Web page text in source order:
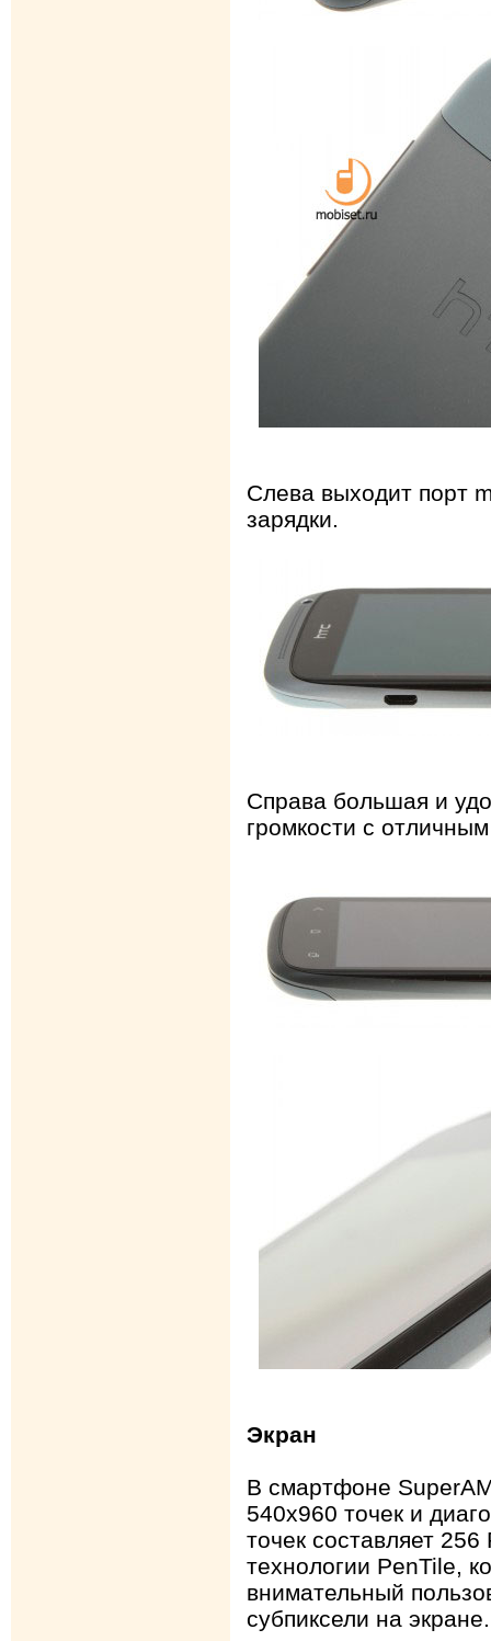
Слева выходит порт
зарядки.
Справа большая и
громкости с
Экран
В смартфоне
540х960 точек и
точек составляет
технологии PenTile,
внимательный
субпиксели на экране.